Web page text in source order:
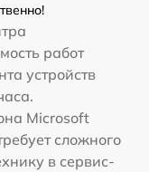
работ
устройств
Microsoft
сложного
в сервис-